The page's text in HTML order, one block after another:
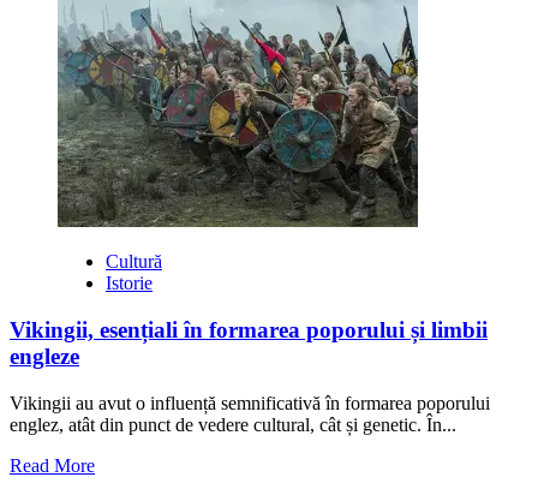
Nordului:
Invadarea
Norvegiei
în
al
Doilea
Război
Mondial
Cultură
Istorie
Vikingii, esențiali în formarea poporului și limbii
engleze
Vikingii au avut o influență semnificativă în formarea poporului
englez, atât din punct de vedere cultural, cât și genetic. În...
Read MoreRead